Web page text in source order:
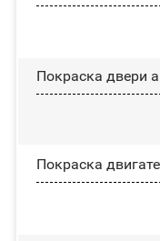
Покраска двери
Покраска